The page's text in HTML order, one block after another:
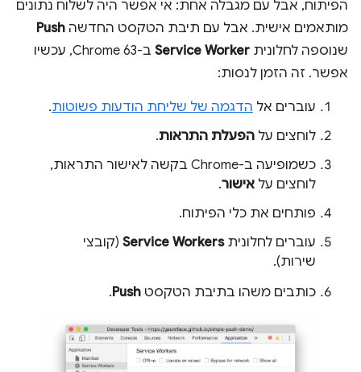
הפיתוח, אבל עם מגבלה אחת: אי אפשר היה לשלוח נתונים
מותאמים אישית. אבל עם תיבת הטקסט החדשה Push
שנוספה לחלונית Service Worker
ב-Chrome 63, עכשיו
אפשר. זה הזמן לנסות:
עוברים אל הדגמה של שליחת הודעות פשוטות.
לוחצים על הפעלת התראות.
כשמופיעה ב-Chrome בקשה לאישור התראות,
לוחצים על אישור.
פותחים את כלי הפיתוח.
עוברים לחלוניתService Workers (קובצי
שירות).
כותבים משהו בתיבת הטקסט Push
.